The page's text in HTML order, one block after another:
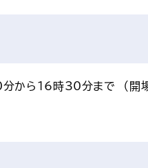
から16時30分まで　（開